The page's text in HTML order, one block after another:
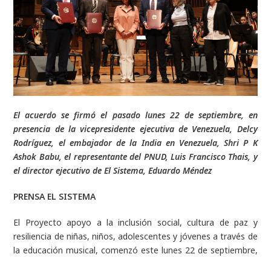
El acuerdo se firmó el pasado lunes 22 de septiembre, en
presencia de la vicepresidente ejecutiva de Venezuela, Delcy
Rodríguez, el embajador de la India en Venezuela, Shri P K
Ashok Babu, el representante del PNUD, Luis Francisco Thais, y
el director ejecutivo de El Sistema, Eduardo Méndez
PRENSA EL SISTEMA
El Proyecto apoyo a la inclusión social, cultura de paz y
resiliencia de niñas, niños, adolescentes y jóvenes a través de
la educación musical, comenzó este lunes 22 de septiembre,